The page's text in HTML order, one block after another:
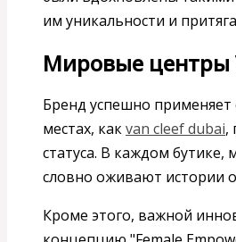
им уникальности и
Мировые центры
Бренд успешно применяет
местах, какvan cleef dubai,
статуса. В каждом
словно оживают истории
Кроме этого, важной